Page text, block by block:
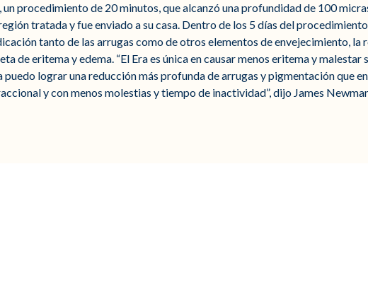
procedimiento de 20 minutos, que alcanzó una profundidad de 100
tratada y fue enviado a su casa. Dentro de los 5 días del
tanto de las arrugas como de otros elementos de envejecimiento,
de eritema y edema. “El Era es única en causar menos eritema y malestar
lograr una reducción más profunda de arrugas y pigmentación que
y con menos molestias y tiempo de inactividad”, dijo James